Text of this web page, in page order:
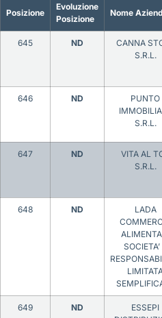
Posizione
Evoluzione
Posizione
Nome
645 ND
CANNA
S.R.L.
646 ND
PUNTO
S.R.L.
647 ND
VITA AL
S.R.L.
648 ND
LADA
SOCIETA’
649 ND
ESSEPI